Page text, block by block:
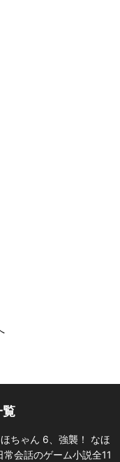
覧
ちゃん 6、強襲！ なほ
会話のゲーム小説全11